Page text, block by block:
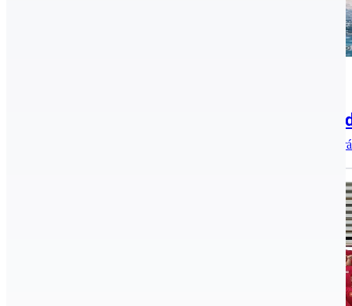
A Kecskeméti Sportiskolából a
Szabó Bence, a Kecskeméti Sportiskola neveltje 2024